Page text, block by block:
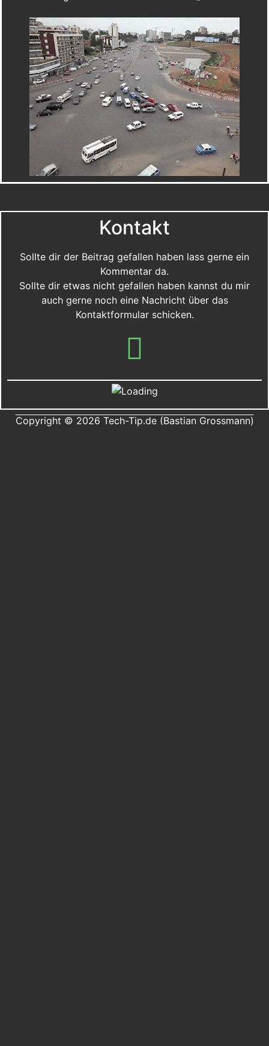
Kontakt
Sollte dir der Beitrag gefallen haben lass gerne ein
Kommentar da.
Sollte dir etwas nicht gefallen haben kannst du mir
auch gerne noch eine Nachricht über das
Kontaktformular schicken.
Copyright © 2026 Tech-Tip.de (Bastian Grossmann)